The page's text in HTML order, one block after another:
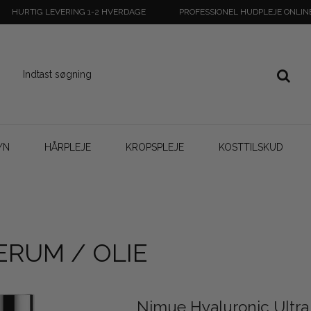
HURTIG LEVERING 1-2 HVERDAGE PROFESSIONEL HUDPLEJE
HÅRPLEJE KROPSPLEJE KOSTTILSKUD
/ OLIE
Nimue Hyaluronic